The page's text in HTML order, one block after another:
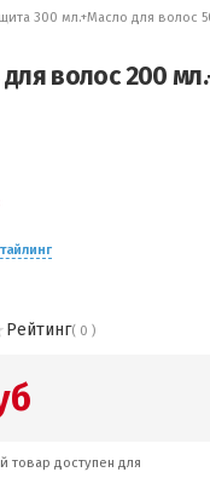
300 мл.+Масло для волос
волос 200
Рейтинг( 0 )
товар доступен для